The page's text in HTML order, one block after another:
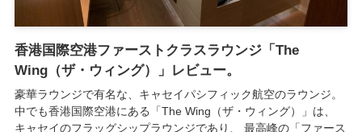
香港国際空港ファーストクラスラウンジ「The
Wing（ザ・ウィング）」レビュー。
豪華ラウンジで有名な、キャセイパシフィック航空のラウンジ。
中でも香港国際空港にある「The Wing（ザ・ウィング）」は、
キャセイのフラッグシップラウンジであり、 最高峰の「ファース